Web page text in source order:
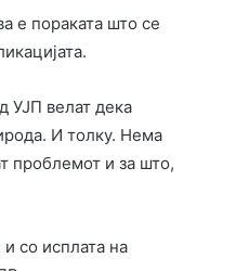
е пораката што се
УЈП велат дека
И толку. Нема
проблемот и за што,
со исплата на